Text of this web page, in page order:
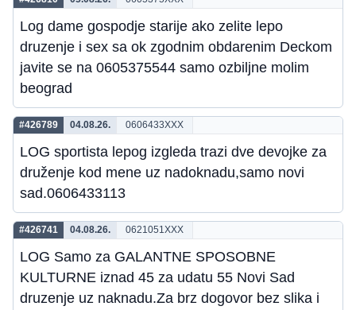
Log dame gospodje starije ako zelite lepo
druzenje i sex sa ok zgodnim obdarenim Deckom
javite se na 0605375544 samo ozbiljne molim
beograd
#426789 04.08.26. 0606433XXX
LOG sportista lepog izgleda trazi dve devojke za
druženje kod mene uz nadoknadu,samo novi
sad.0606433113
#426741 04.08.26. 0621051XXX
LOG Samo za GALANTNE SPOSOBNE
KULTURNE iznad 45 za udatu 55 Novi Sad
druzenje uz naknadu.Za brz dogovor bez slika i